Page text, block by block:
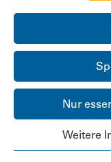
Nur
Weitere